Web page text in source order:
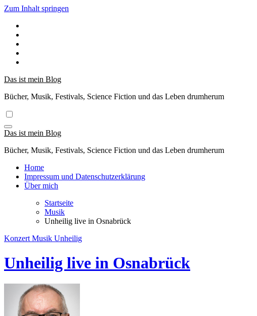
Zum Inhalt springen
Das ist mein Blog
Bücher, Musik, Festivals, Science Fiction und das Leben drumherum
Das ist mein Blog
Bücher, Musik, Festivals, Science Fiction und das Leben drumherum
Home
Impressum und Datenschutzerklärung
Über mich
Startseite
Musik
Unheilig live in Osnabrück
Konzert Musik Unheilig
Unheilig live in Osnabrück